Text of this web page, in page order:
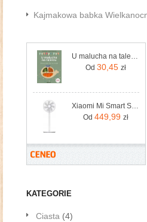
Kajmakowa babka
Od 30,45 zł
Od 449,99 zł
KATEGORIE
Ciasta (4)